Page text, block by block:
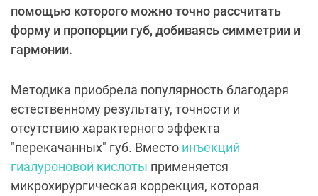
помощью которого можно точно рассчитать
форму и пропорции губ, добиваясь симметрии и
гармонии.
Методика приобрела популярность благодаря
естественному результату, точности и
отсутствию характерного эффекта
"перекачанных" губ. Вместо инъекций
гиалуроновой кислоты применяется
микрохирургическая коррекция, которая